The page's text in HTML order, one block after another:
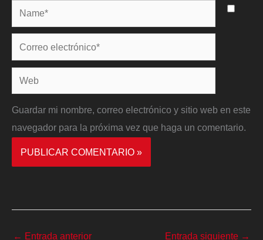
Name*
Correo
electrónico*
Web
Guardar mi nombre, correo electrónico y sitio web en este
navegador para la próxima vez que haga un comentario.
← Entrada anterior Entrada siguiente →